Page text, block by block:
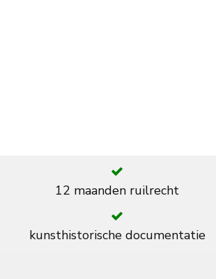
12 maanden ruilrecht
kunsthistorische documentatie